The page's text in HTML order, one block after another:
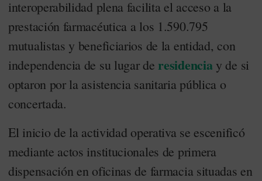
interoperabilidad plena facilita el acceso a la
prestación farmacéutica a los 1.590.795
mutualistas y beneficiarios de la entidad, con
independencia de su lugar de residenciay de si
optaron por la asistencia sanitaria pública o
concertada.
El inicio de la actividad operativa se escenificó
mediante actos institucionales de primera
dispensación en oficinas de farmacia situadas en